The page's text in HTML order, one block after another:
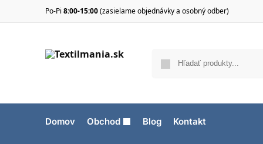
Po-Pi 8:00-15:00(zasielame objednávky a osobný odber)
Domov Obchod Blog Kontakt